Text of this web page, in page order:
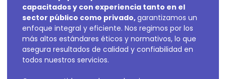
capacitados y con experiencia tanto en el
sector público como privado,garantizamos un
enfoque integral y eficiente. Nos regimos por los
más altos estándares éticos y normativos, lo que
asegura resultados de calidad y confiabilidad en
todos nuestros servicios.